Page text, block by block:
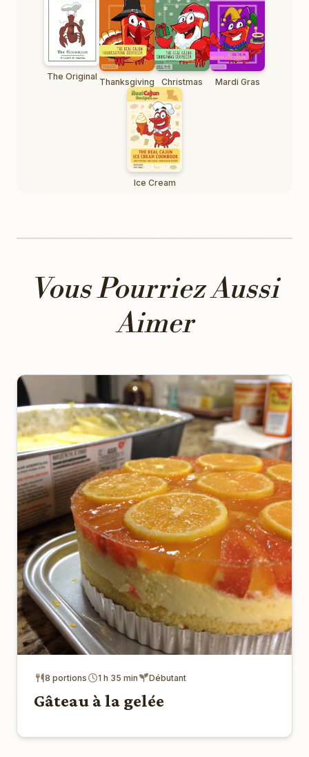
The Original Thanksgiving Christmas Mardi Gras
Ice Cream
Vous Pourriez Aussi
Aimer
8 portions 1 h 35 min Débutant
Gâteau à la gelée